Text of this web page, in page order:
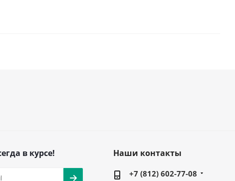
в курсе! Наши контакты
+7 (812) 602-77-08